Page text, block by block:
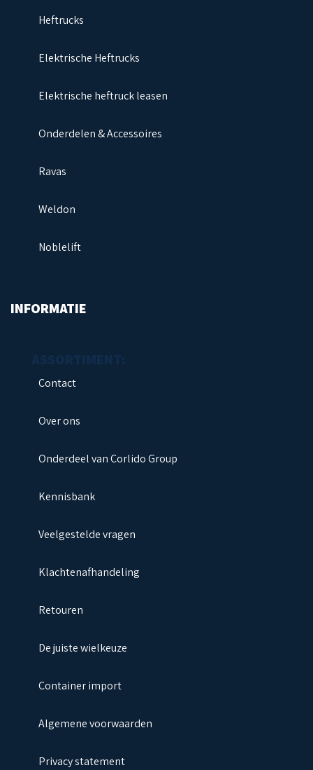
Heftrucks
Elektrische Heftrucks
Elektrische heftruck leasen
Onderdelen & Accessoires
Ravas
Weldon
Noblelift
INFORMATIE
Contact
Over ons
Onderdeel van Corlido Group
Kennisbank
Veelgestelde vragen
Klachtenafhandeling
Retouren
De juiste wielkeuze
Container import
Algemene voorwaarden
Privacy statement